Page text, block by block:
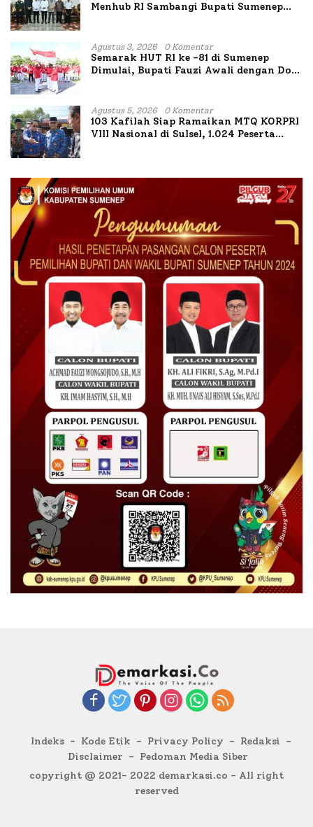
Menhub RI Sambangi Bupati Sumenep
Agustus 3, 2026 0 Komentar
Semarak HUT RI ke -81 di Sumenep
Dimulai, Bupati Fauzi Awali dengan Doa
Agustus 5, 2026 0 Komentar
103 Kafilah Siap Ramaikan MTQ KORPRI
VIII Nasional di Sulsel, 1.024 Peserta
Indeks Kode Etik Privacy Policy
Redaksi
Disclaimer
Pedoman Media Siber
copyright @ 2021- 2022 demarkasi.co - All right
reserved